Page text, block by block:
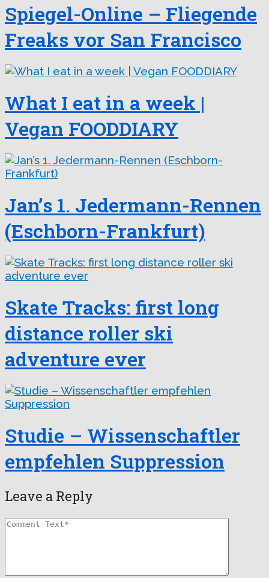
Spiegel-Online – Fliegende
Freaks vor San Francisco
What I eat in a week |
Vegan FOODDIARY
Jan’s 1. Jedermann-Rennen
(Eschborn-Frankfurt)
Skate Tracks: first long
distance roller ski
adventure ever
Studie – Wissenschaftler
empfehlen Suppression
Leave a Reply